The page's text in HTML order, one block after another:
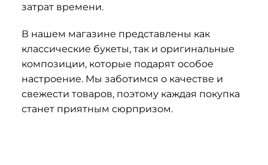
затрат времени.
В нашем магазине представлены как
классические букеты, так и оригинальные
композиции, которые подарят особое
настроение. Мы заботимся о качестве и
свежести товаров, поэтому каждая покупка
станет приятным сюрпризом.